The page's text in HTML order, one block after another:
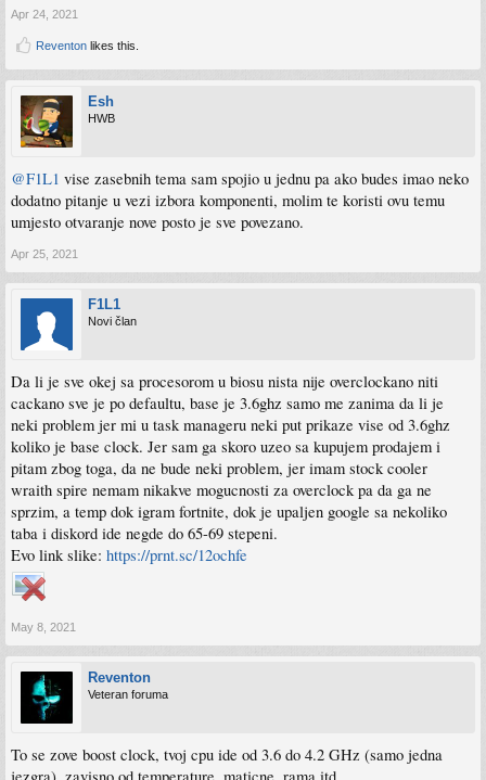
Apr 24, 2021
Reventon likes this.
Esh
HWB
@F1L1 vise zasebnih tema sam spojio u jednu pa ako budes imao neko
dodatno pitanje u vezi izbora komponenti, molim te koristi ovu temu
umjesto otvaranje nove posto je sve povezano.
Apr 25, 2021
F1L1
Novi član
Da li je sve okej sa procesorom u biosu nista nije overclockano niti
cackano sve je po defaultu, base je 3.6ghz samo me zanima da li je
neki problem jer mi u task manageru neki put prikaze vise od 3.6ghz
koliko je base clock. Jer sam ga skoro uzeo sa kupujem prodajem i
pitam zbog toga, da ne bude neki problem, jer imam stock cooler
wraith spire nemam nikakve mogucnosti za overclock pa da ga ne
sprzim, a temp dok igram fortnite, dok je upaljen google sa nekoliko
taba i diskord ide negde do 65-69 stepeni.
Evo link slike: https://prnt.sc/12ochfe
May 8, 2021
Reventon
Veteran foruma
To se zove boost clock, tvoj cpu ide od 3.6 do 4.2 GHz (samo jedna
jezgra), zavisno od temperature, maticne, rama itd.